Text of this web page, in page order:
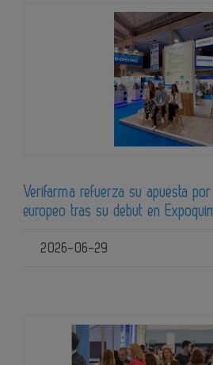
Verifarma refuerza su apuesta
europeo tras su debut en
2026-06-29